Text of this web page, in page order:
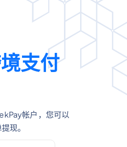
境支付
帐户，您可以
现。